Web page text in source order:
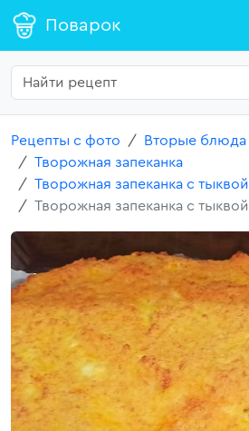
Поварок
Рецепты с фото Вторые блюда
Творожная запеканка
Творожная запеканка с тыквой
Творожная запеканка с тыквой